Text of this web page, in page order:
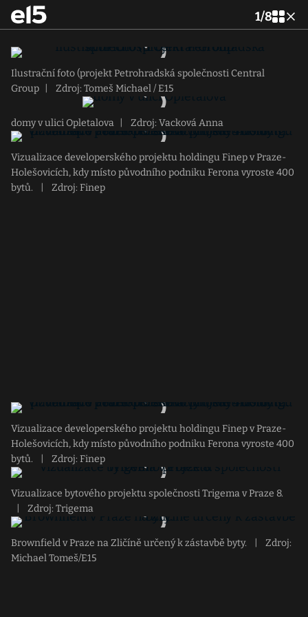
1/8
Ilustrační foto (projekt Petrohradská společnosti Central
Group
Zdroj: Tomeš Michael / E15
domy v ulici Opletalova Zdroj: Vacková Anna
Vizualizace developerského projektu holdingu Finep v Praze-
Holešovicích, kdy místo původního podniku Ferona vyroste 400
bytů.
Zdroj: Finep
Vizualizace developerského projektu holdingu Finep v Praze-
Holešovicích, kdy místo původního podniku Ferona vyroste 400
bytů.
Zdroj: Finep
Vizualizace bytového projektu společnosti Trigema v Praze 8.
Zdroj: Trigema
Brownfield v Praze na Zličíně určený k zástavbě byty.
Zdroj:
Michael Tomeš/E15